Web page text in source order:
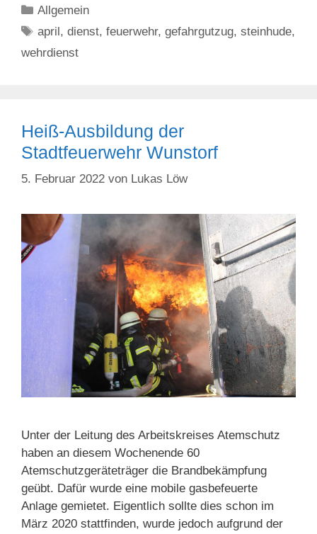
Kategorien
Allgemein
Schlagwörter
april,dienst,feuerwehr,gefahrgutzug,steinhude,
wehrdienst
Heiß-Ausbildung der
Stadtfeuerwehr Wunstorf
5. Februar 2022 von Lukas Löw
Unter der Leitung des Arbeitskreises Atemschutz
haben an diesem Wochenende 60
Atemschutzgeräteträger die Brandbekämpfung
geübt. Dafür wurde eine mobile gasbefeuerte
Anlage gemietet. Eigentlich sollte dies schon im
März 2020 stattfinden, wurde jedoch aufgrund der